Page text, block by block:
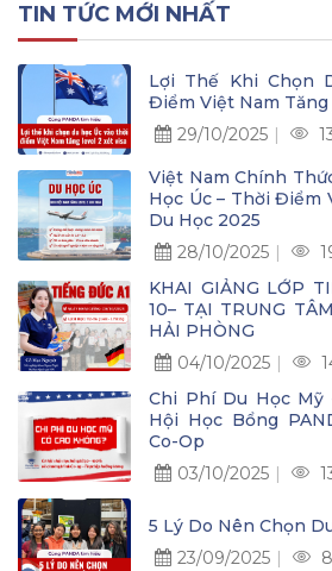
TIN TỨC MỚI NHẤT
Lợi Thế Khi Chọn
Điểm Việt Nam Tăng
29/10/2025
Việt Nam Chính
Học Úc – Thời Điểm
Du Học 2025
28/10/2025
KHAI GIẢNG LỚP
10– TẠI TRUNG
HẢI PHÒNG
04/10/2025
Chi Phí Du Học Mỹ
Hội Học Bổng
Co-Op
03/10/2025
5 Lý Do Nên Chọn
23/09/2025